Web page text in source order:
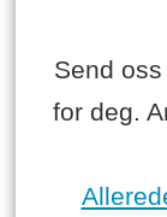
Send
for deg.